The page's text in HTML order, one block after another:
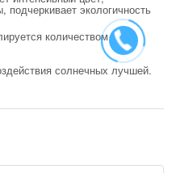
подчеркивает экологичность
количеством
солнечных лучшей.